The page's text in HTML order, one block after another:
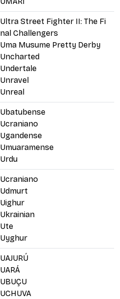
Ultra Street Fighter II: The Fi
nal Challengers
Uma Musume Pretty Derby
Uncharted
Undertale
Unravel
Unreal
Ubatubense
Ucraniano
Ugandense
Umuaramense
Urdu
Ucraniano
Udmurt
Uighur
Ukrainian
Ute
Uyghur
UAJURÚ
UARÁ
UBUÇU
UCHUVA